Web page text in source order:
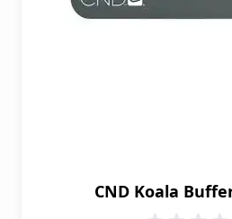
CND Koala